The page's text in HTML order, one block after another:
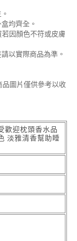
均齊全。
因顏色不符或皮膚
以實際商品為準。
品圖片僅供參考以收
歡迎枕頭香水品
淡雅清香幫助睡